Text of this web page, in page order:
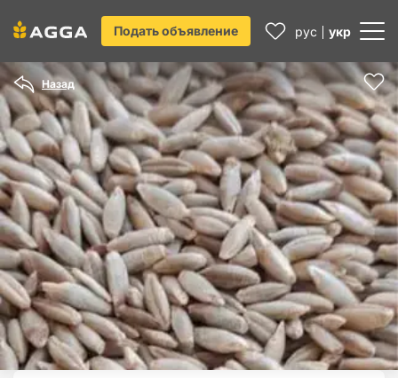
Подать объявление рус укр
Назад